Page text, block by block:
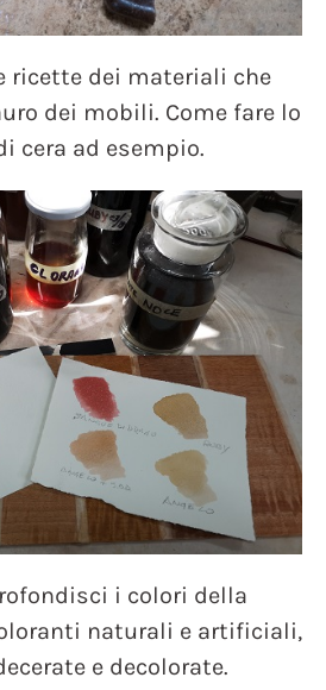
ricette dei materiali che
dei mobili. Come fare lo
cera ad esempio.
i colori della
naturali e artificiali,
e decolorate.